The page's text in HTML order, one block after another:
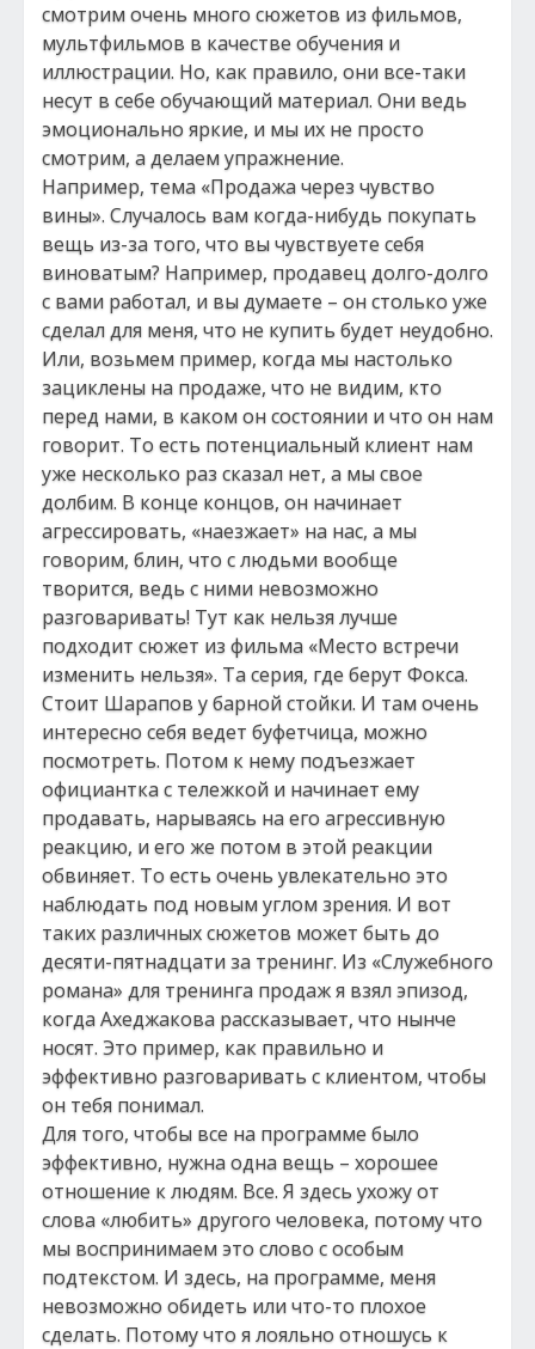
смотрим очень много сюжетов из фильмов,
мультфильмов в качестве обучения и
иллюстрации. Но, как правило, они все-таки
несут в себе обучающий материал. Они ведь
эмоционально яркие, и мы их не просто
смотрим, а делаем упражнение.
Например, тема «Продажа через чувство
вины». Случалось вам когда-нибудь покупать
вещь из-за того, что вы чувствуете себя
виноватым? Например, продавец долго-долго
с вами работал, и вы думаете – он столько уже
сделал для меня, что не купить будет неудобно.
Или, возьмем пример, когда мы настолько
зациклены на продаже, что не видим, кто
перед нами, в каком он состоянии и что он нам
говорит. То есть потенциальный клиент нам
уже несколько раз сказал нет, а мы свое
долбим. В конце концов, он начинает
агрессировать, «наезжает» на нас, а мы
говорим, блин, что с людьми вообще
творится, ведь с ними невозможно
разговаривать! Тут как нельзя лучше
подходит сюжет из фильма «Место встречи
изменить нельзя». Та серия, где берут Фокса.
Стоит Шарапов у барной стойки. И там очень
интересно себя ведет буфетчица, можно
посмотреть. Потом к нему подъезжает
официантка с тележкой и начинает ему
продавать, нарываясь на его агрессивную
реакцию, и его же потом в этой реакции
обвиняет. То есть очень увлекательно это
наблюдать под новым углом зрения. И вот
таких различных сюжетов может быть до
десяти-пятнадцати за тренинг. Из «Служебного
романа» для тренинга продаж я взял эпизод,
когда Ахеджакова рассказывает, что нынче
носят. Это пример, как правильно и
эффективно разговаривать с клиентом, чтобы
он тебя понимал.
Для того, чтобы все на программе было
эффективно, нужна одна вещь – хорошее
отношение к людям. Все. Я здесь ухожу от
слова «любить» другого человека, потому что
мы воспринимаем это слово с особым
подтекстом. И здесь, на программе, меня
невозможно обидеть или что-то плохое
сделать. Потому что я лояльно отношусь к